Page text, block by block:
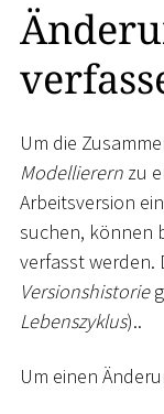
Um die
Modellierern zu
Arbeitsversion
suchen, können
verfasst werden.
Versionshistorie
Lebenszyklus)..
Um einen